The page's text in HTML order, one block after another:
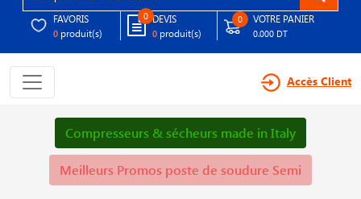
FAVORIS
0 produit(s)
0 DEVIS
0 produit(s)
0 VOTRE PANIER
0.000 DT
Accès Client
Compresseurs & sécheurs made in Italy
Meilleurs Promos poste de soudure Semi